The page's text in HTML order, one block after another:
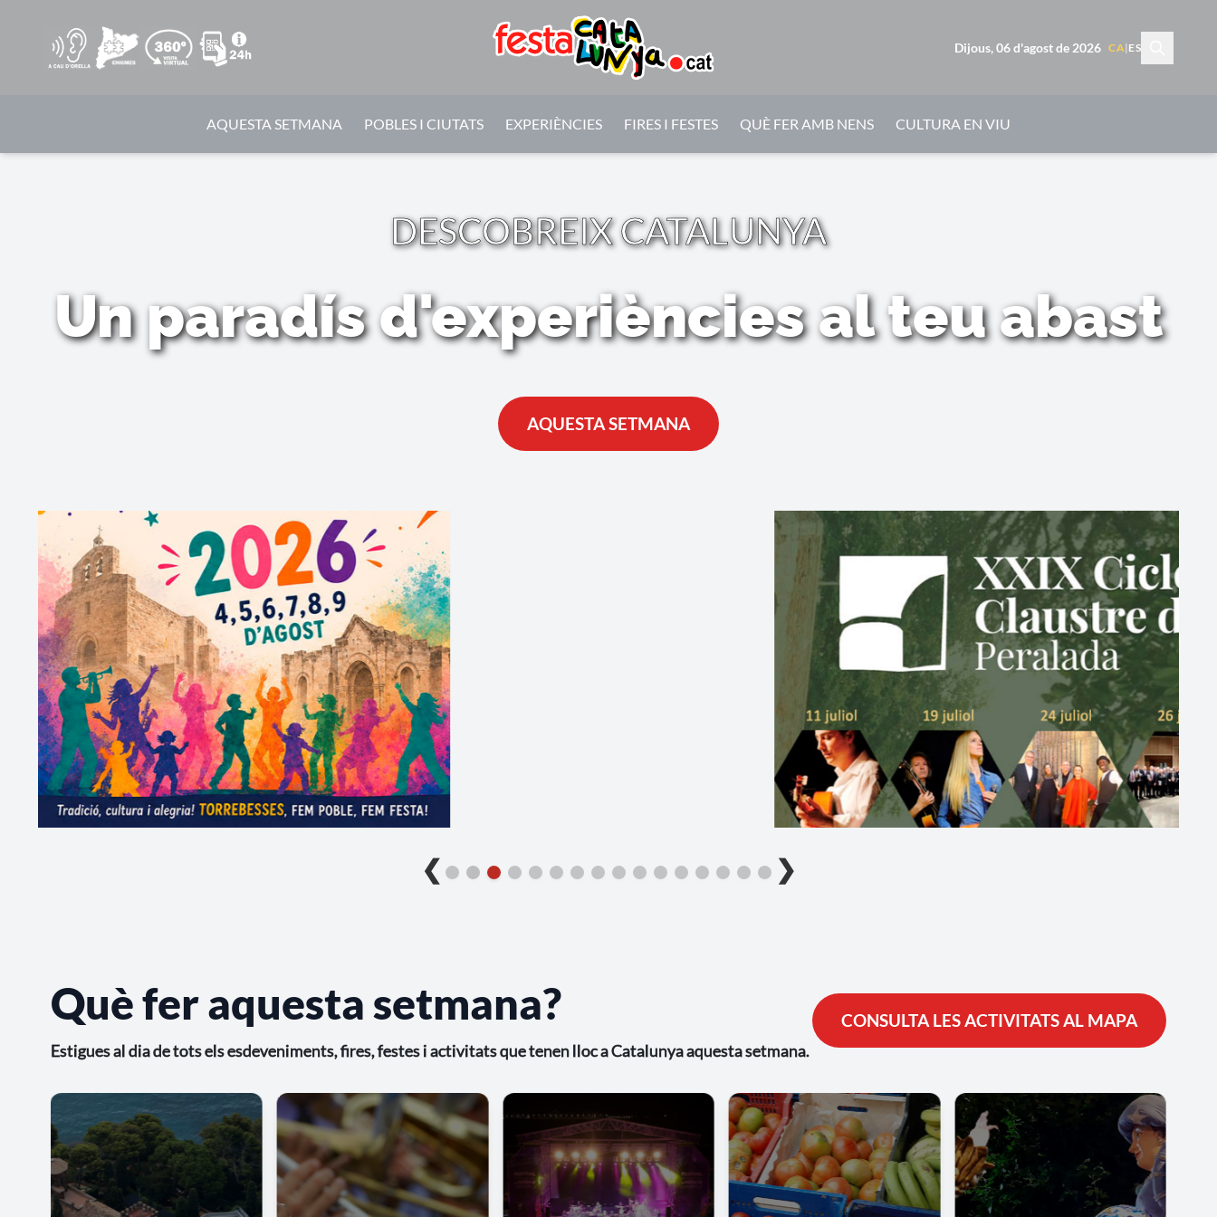
Dijous, 06 d'agost de 2026 CA| ES
AQUESTA SETMANA POBLES I CIUTATS EXPERIÈNCIES FIRES I FESTES QUÈ FER AMB NENS CULTURA EN VIU
DESCOBREIX CATALUNYA
Un paradís d'experiències al teu abast
AQUESTA SETMANA
❮ ❯
Què fer aquesta setmana?
Estigues al dia de tots els esdeveniments, fires, festes i activitats que tenen lloc a Catalunya aquesta setmana.
CONSULTA LES ACTIVITATS AL MAPA